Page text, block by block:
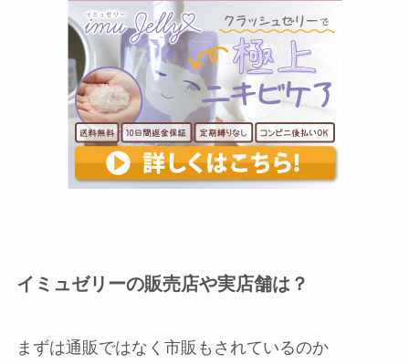
イミュゼリーの販売店や実店舗は？
まずは通販ではなく市販もされているのか